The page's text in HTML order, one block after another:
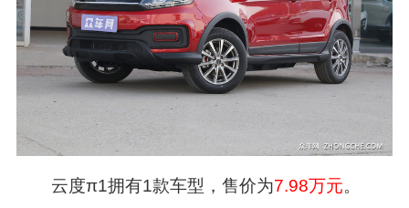
云度π1拥有1款车型，售价为7.98万元。